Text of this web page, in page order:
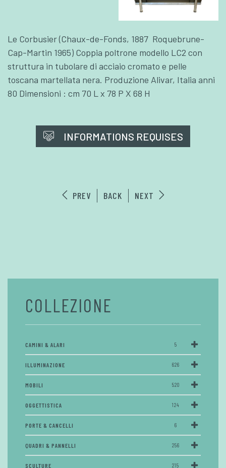
Le Corbusier (Chaux-de-Fonds, 1887  Roquebrune-
Cap-Martin 1965) Coppia poltrone modello LC2 con
struttura in tubolare di acciaio cromato e pelle
toscana martellata nera. Produzione Alivar, Italia anni
80 Dimensioni : cm 70 L x 78 P X 68 H
INFORMATIONS REQUISES
PREV BACK NEXT
COLLEZIONE
CAMINI & ALARI 5
ILLUMINAZIONE 626
MOBILI 520
OGGETTISTICA 124
PORTE & CANCELLI 6
QUADRI & PANNELLI 256
SCULTURE 215